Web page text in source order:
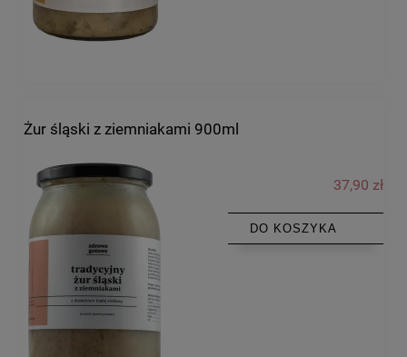
Żur śląski z ziemniakami 900ml
37,90 zł
DO KOSZYKA